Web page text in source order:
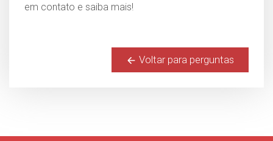
em contato e saiba mais!
Voltar para perguntas